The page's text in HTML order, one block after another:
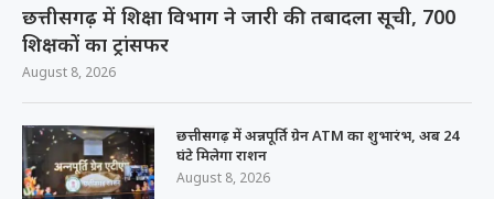
छत्तीसगढ़ में शिक्षा विभाग ने जारी की तबादला सूची, 700
शिक्षकों का ट्रांसफर
August 8, 2026
छत्तीसगढ़ में अन्नपूर्ति ग्रेन ATM का शुभारंभ, अब 24
घंटे मिलेगा राशन
August 8, 2026